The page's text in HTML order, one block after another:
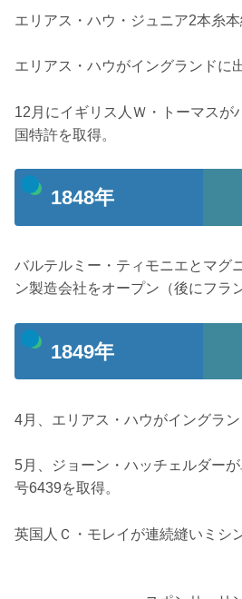
エリアス・ハウ・ジュニア2本糸本
エリアス・ハウがイングランドに
12月にイギリス人Ｗ・トーマスが
国特許を取得。
1848年
バルテルミー・ティモニエとマグ
ン製造会社をオープン（後にフラ
1849年
4月、エリアス・ハウがイングラン
5月、ジョーン・ハッチェルダー
号6439を取得。
英国人Ｃ・モレイが連続縫いミシ